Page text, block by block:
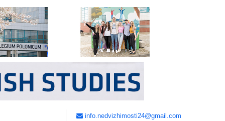
info.nedvizhimosti24@gmail.com